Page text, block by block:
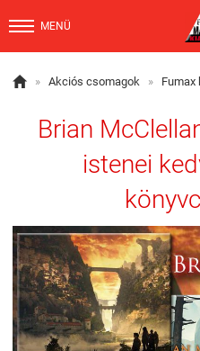
MENÜ
 » Akciós csomagok » Fumax
Brian
istenei